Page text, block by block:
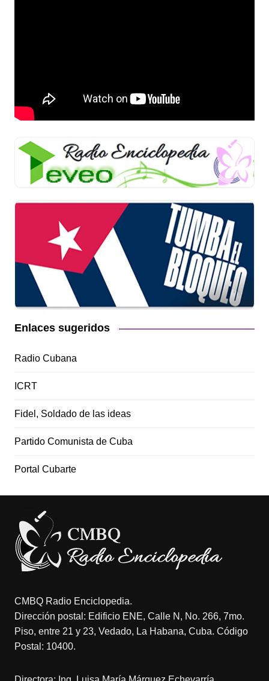
Enlaces sugeridos
Radio Cubana
ICRT
Fidel, Soldado de las ideas
Partido Comunista de Cuba
Portal Cubarte
CMBQ Radio Enciclopedia.
Dirección postal: Edificio ENE, Calle N, No. 266, 7mo.
Piso, entre 21 y 23, Vedado, La Habana, Cuba. Código
Postal: 10400.